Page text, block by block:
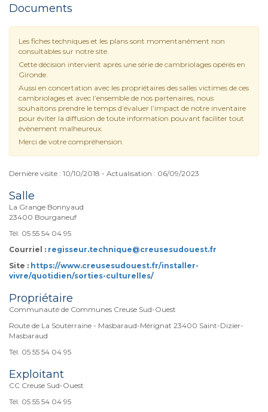
Documents
Les fiches techniques et les plans sont momentanément non
consultables sur notre site.
Cette décision intervient après une série de cambriolages opérés en
Gironde.
Aussi en concertation avec les propriétaires des salles victimes de ces
cambriolages et avec l’ensemble de nos partenaires, nous
souhaitons prendre le temps d’évaluer l’impact de notre inventaire
pour éviter la diffusion de toute information pouvant faciliter tout
évènement malheureux.
Merci de votre compréhension.
Dernière visite : 10/10/2018 - Actualisation : 06/09/2023
Salle
La Grange Bonnyaud
23400 Bourganeuf
Tél. 05 55 54 04 95
Courriel : regisseur.technique@creusesudouest.fr
Site : https://www.creusesudouest.fr/installer-
vivre/quotidien/sorties-culturelles/
Propriétaire
Communauté de Communes Creuse Sud-Ouest
Route de La Souterraine - Masbaraud-Mérignat 23400 Saint-Dizier-
Masbaraud
Tél. 05 55 54 04 95
Exploitant
CC Creuse Sud-Ouest
Tél. 05 55 54 04 95